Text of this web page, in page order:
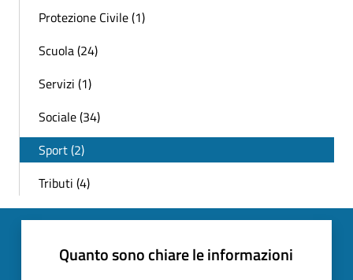
Protezione Civile (1)
Scuola (24)
Servizi (1)
Sociale (34)
Sport (2)
Tributi (4)
Quanto sono chiare le informazioni